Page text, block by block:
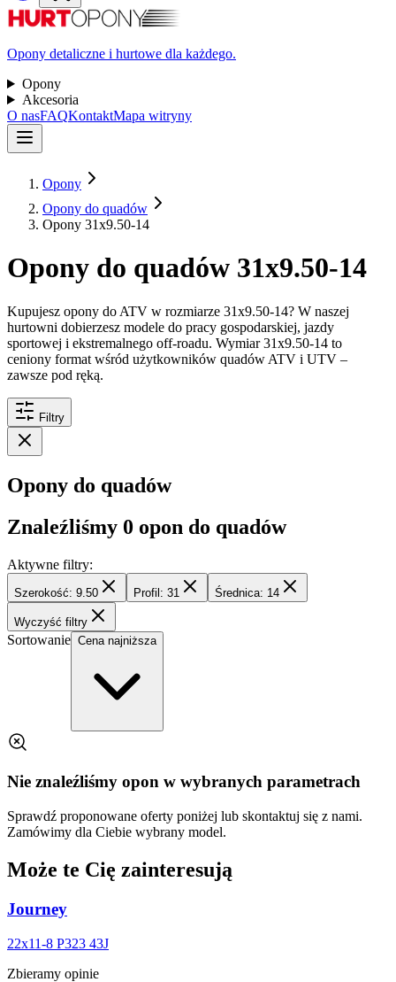
Opony detaliczne i hurtowe dla każdego.
Opony
Akcesoria
O nasFAQKontaktMapa witryny
Opony
Opony do quadów
Opony 31x9.50-14
Opony do quadów 31x9.50-14
Kupujesz opony do ATV w rozmiarze 31x9.50-14? W naszej
hurtowni dobierzesz modele do pracy gospodarskiej, jazdy
sportowej i ekstremalnego off-roadu. Wymiar 31x9.50-14 to
ceniony format wśród użytkowników quadów ATV i UTV –
zawsze pod ręką.
Filtry
Opony do quadów
Znaleźliśmy 0 opon do quadów
Aktywne filtry:
Szerokość: 9.50 Profil: 31 Średnica: 14
Wyczyść filtry
Sortowanie Cena najniższa
Nie znaleźliśmy opon w wybranych parametrach
Sprawdź proponowane oferty poniżej lub skontaktuj się z nami.
Zamówimy dla Ciebie wybrany model.
Może te Cię zainteresują
Journey
22x11-8 P323 43J
Zbieramy opinie